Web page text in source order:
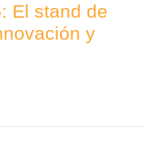
El stand de
y